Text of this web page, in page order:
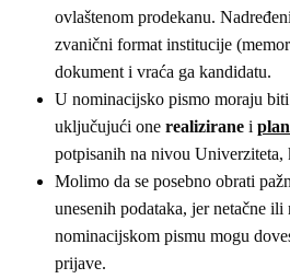
ovlaštenom prodekanu.
zvanični format institucije
dokument i vraća ga kandidatu.
U nominacijsko pismo moraju
uključujući one realizirane i
potpisanih na nivou Univerziteta,
Molimo da se posebno obrati
unesenih podataka, jer netačne
nominacijskom pismu mogu
prijave.